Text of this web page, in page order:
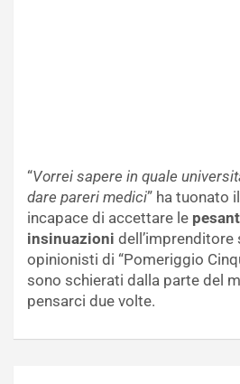
“Vorrei sapere in quale
dare pareri medici” ha tuonato
incapace di accettare le
insinuazioni dell’imprenditore
opinionisti di “Pomeriggio
sono schierati dalla parte del
pensarci due volte.